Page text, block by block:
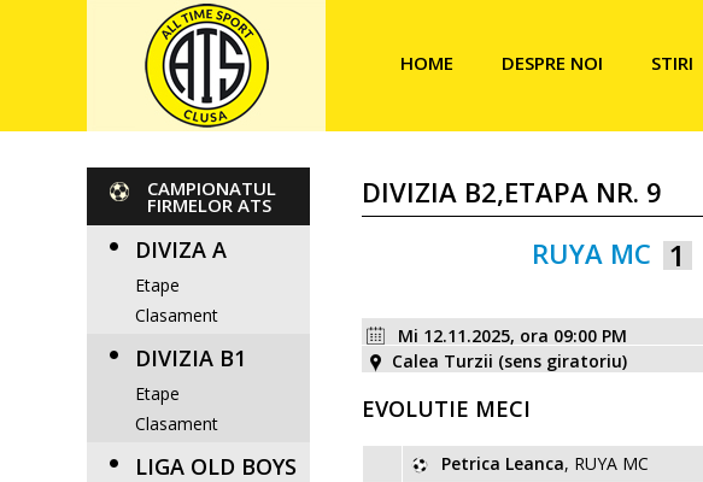
HOME DESPRE NOI STIRI
CAMPIONATUL
FIRMELOR ATS
DIVIZA A
Etape
Clasament
DIVIZIA B1
Etape
Clasament
LIGA OLD BOYS
DIVIZIA B2,ETAPA NR. 9
RUYA MC 1
Mi 12.11.2025, ora 09:00 PM
Calea Turzii (sens giratoriu)
EVOLUTIE MECI
Petrica Leanca, RUYA MC